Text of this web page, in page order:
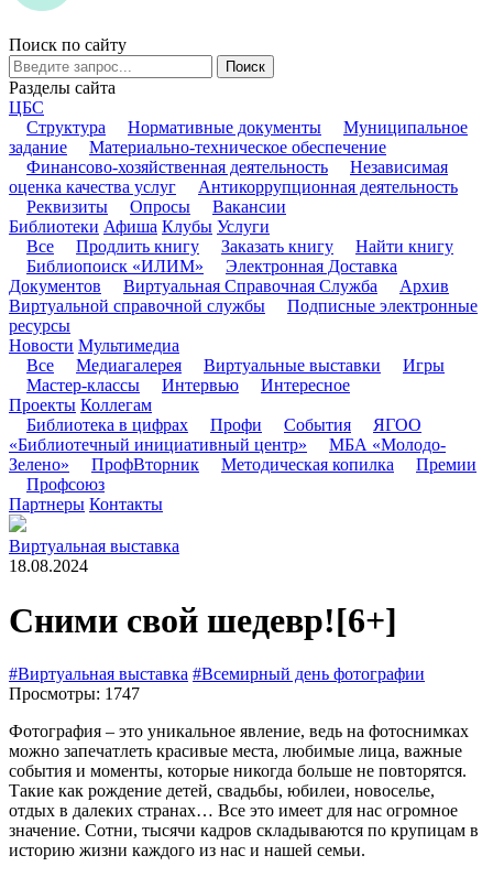
Поиск по сайту
Поиск
Разделы сайта
ЦБС
Структура
Нормативные документы
Муниципальное
задание
Материально-техническое обеспечение
Финансово-хозяйственная деятельность
Независимая
оценка качества услуг
Антикоррупционная деятельность
Реквизиты
Опросы
Вакансии
Библиотеки Афиша Клубы Услуги
Все
Продлить книгу Заказать книгу
Найти книгу
Библиопоиск «ИЛИМ»
Электронная Доставка
Документов
Виртуальная Справочная Служба
Архив
Виртуальной справочной службы
Подписные электронные
ресурсы
Новости Мультимедиа
Все
Медиагалерея Виртуальные выставки
Игры
Мастер-классы
Интервью
Интересное
Проекты Коллегам
Библиотека в цифрах
Профи События
ЯГОО
«Библиотечный инициативный центр»
МБА «Молодо-
Зелено»
ПрофВторник Методическая копилка
Премии
Профсоюз
Партнеры Контакты
Виртуальная выставка
18.08.2024
Сними свой шедевр![6+]
#Виртуальная выставка #Всемирный день фотографии
Просмотры: 1747
Фотография – это уникальное явление, ведь на фотоснимках
можно запечатлеть красивые места, любимые лица, важные
события и моменты, которые никогда больше не повторятся.
Такие как рождение детей, свадьбы, юбилеи, новоселье,
отдых в далеких странах… Все это имеет для нас огромное
значение. Сотни, тысячи кадров складываются по крупицам в
историю жизни каждого из нас и нашей семьи.